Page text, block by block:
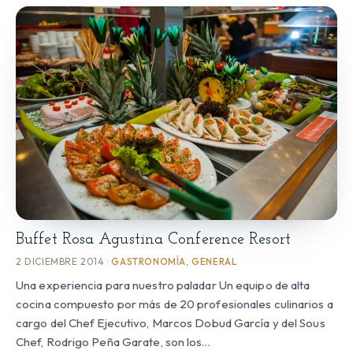
Buffet Rosa Agustina Conference Resort
2 DICIEMBRE 2014 ·GASTRONOMÍA,GENERAL
Una experiencia para nuestro paladar Un equipo de alta
cocina compuesto por más de 20 profesionales culinarios a
cargo del Chef Ejecutivo, Marcos Dobud García y del Sous
Chef, Rodrigo Peña Garate, son los…